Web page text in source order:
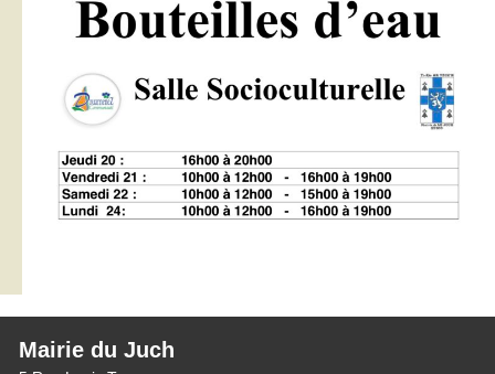
Mairie du Juch